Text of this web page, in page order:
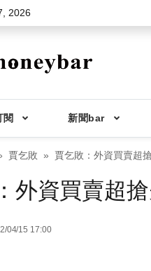
2026
閱 新聞bar
賈乞敗 賈乞敗：外資買賣超
外資買賣超
04/15 17:00